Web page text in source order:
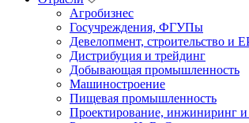
Агробизнес
Госучреждения, ФГУПы
Девелопмент, строительство и
Дистрибуция и трейдинг
Добывающая промышленность
Машиностроение
Пищевая промышленность
Проектирование, инжиниринг